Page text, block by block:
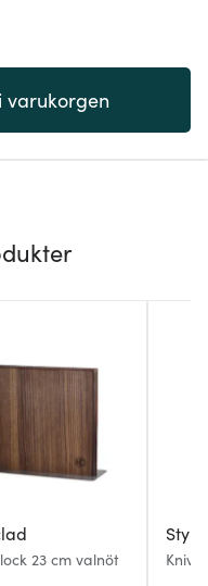
varukorgen
23 cm valnöt